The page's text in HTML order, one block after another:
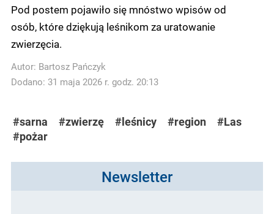
Pod postem pojawiło się mnóstwo wpisów od
osób, które dziękują leśnikom za uratowanie
zwierzęcia.
Autor: Bartosz Pańczyk
Dodano: 31 maja 2026 r. godz. 20:13
#sarna #zwierzę #leśnicy #region
#Las
#pożar
Newsletter